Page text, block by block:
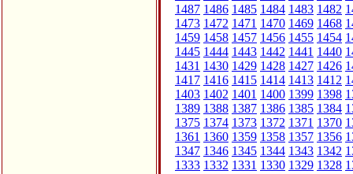
1487 1486 1485 1484 1483 1482
1473 1472 1471 1470 1469 1468
1459 1458 1457 1456 1455 1454
1445 1444 1443 1442 1441 1440
1431 1430 1429 1428 1427 1426
1417 1416 1415 1414 1413 1412
1403 1402 1401 1400 1399 1398
1389 1388 1387 1386 1385 1384
1375 1374 1373 1372 1371 1370
1361 1360 1359 1358 1357 1356
1347 1346 1345 1344 1343 1342
1333 1332 1331 1330 1329 1328